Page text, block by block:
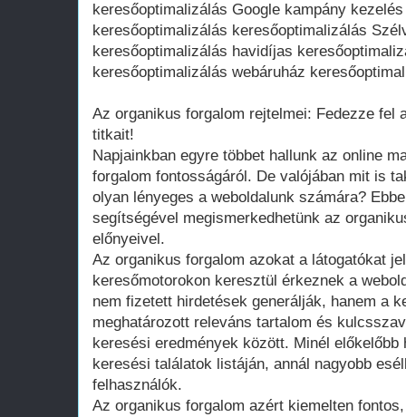
keresőoptimalizálás Google kampány
keresőoptimalizálás keresőoptimalizálás
keresőoptimalizálás havidíjas
keresőoptimalizálás webáruház
Az organikus forgalom rejtelmei: Fedezze fel
titkait!
Napjainkban egyre többet hallunk az online
forgalom fontosságáról. De valójában mit is
olyan lényeges a weboldalunk számára?
segítségével megismerkedhetünk az
előnyeivel.
Az organikus forgalom azokat a látogatókat
keresőmotorokon keresztül érkeznek a
nem fizetett hirdetések generálják, hanem a
meghatározott releváns tartalom és
keresési eredmények között. Minél
keresési találatok listáján, annál nagyobb
felhasználók.
Az organikus forgalom azért kiemelten